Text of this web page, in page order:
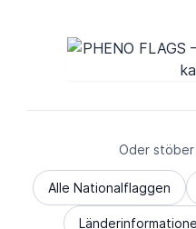
Oder
Alle Nationalflaggen